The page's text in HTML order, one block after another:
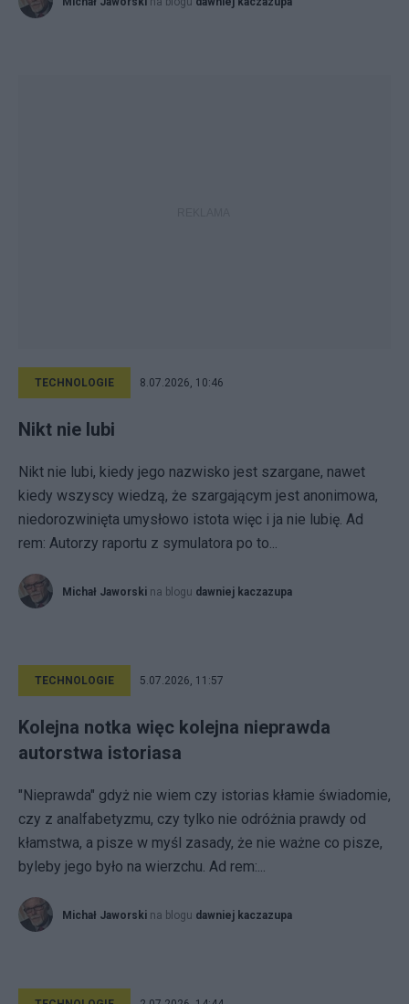
TECHNOLOGIE 8.07.2026, 10:46
Nikt nie lubi
Nikt nie lubi, kiedy jego nazwisko jest szargane, nawet
kiedy wszyscy wiedzą, że szargającym jest anonimowa,
niedorozwinięta umysłowo istota więc i ja nie lubię. Ad
rem: Autorzy raportu z symulatora po to...
Michał Jaworski na blogu dawniej kaczazupa
TECHNOLOGIE 5.07.2026, 11:57
Kolejna notka więc kolejna nieprawda
autorstwa istoriasa
"Nieprawda" gdyż nie wiem czy istorias kłamie świadomie,
czy z analfabetyzmu, czy tylko nie odróżnia prawdy od
kłamstwa, a pisze w myśl zasady, że nie ważne co pisze,
byleby jego było na wierzchu. Ad rem:...
Michał Jaworski na blogu dawniej kaczazupa